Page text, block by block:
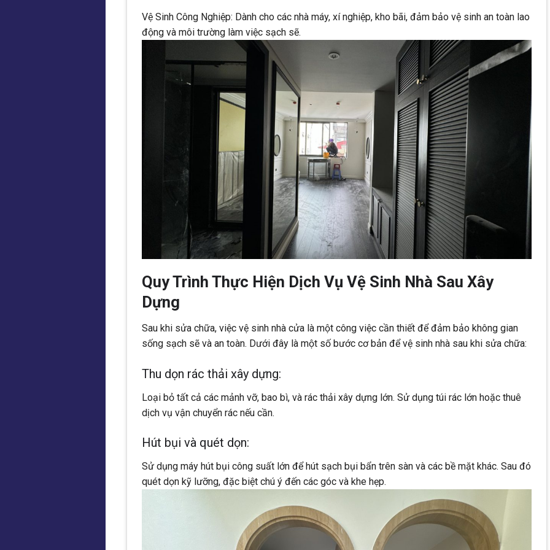
Vệ Sinh Công Nghiệp: Dành cho các nhà máy, xí nghiệp, kho bãi, đảm bảo vệ sinh an toàn lao
động và môi trường làm việc sạch sẽ.
Quy Trình Thực Hiện Dịch Vụ Vệ Sinh Nhà Sau Xây
Dựng
Sau khi sửa chữa, việc vệ sinh nhà cửa là một công việc cần thiết để đảm bảo không gian
sống sạch sẽ và an toàn. Dưới đây là một số bước cơ bản để vệ sinh nhà sau khi sửa chữa:
Thu dọn rác thải xây dựng:
Loại bỏ tất cả các mảnh vỡ, bao bì, và rác thải xây dựng lớn. Sử dụng túi rác lớn hoặc thuê
dịch vụ vận chuyển rác nếu cần.
Hút bụi và quét dọn:
Sử dụng máy hút bụi công suất lớn để hút sạch bụi bẩn trên sàn và các bề mặt khác. Sau đó
quét dọn kỹ lưỡng, đặc biệt chú ý đến các góc và khe hẹp.